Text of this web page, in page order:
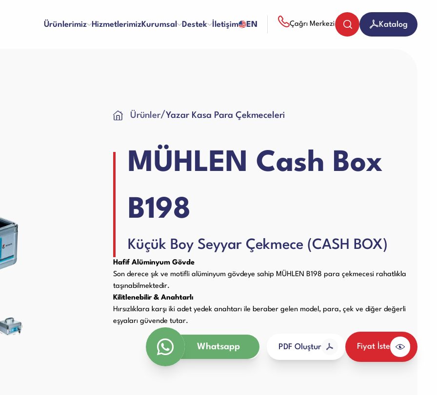
Ürünlerimiz HizmetlerimizKurumsal Destek İletişim EN Çağrı Merkezi Katalog
Ürünler/Yazar Kasa Para Çekmeceleri
MÜHLEN Cash Box
B198
Küçük Boy Seyyar Çekmece (CASH BOX)
Hafif Alüminyum Gövde
Son derece şık ve motifli alüminyum gövdeye sahip MÜHLEN B198 para çekmecesi rahatlıkla
taşınabilmektedir.
Kilitlenebilir & Anahtarlı
Hırsızlıklara karşı iki adet yedek anahtarı ile beraber gelen model, para, çek ve diğer değerli
eşyaları güvende tutar.
Whatsapp PDF Oluştur Fiyat İste